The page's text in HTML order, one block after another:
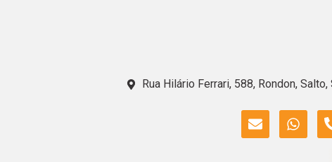
Rua Hilário Ferrari, 588, Rondon, Salto,